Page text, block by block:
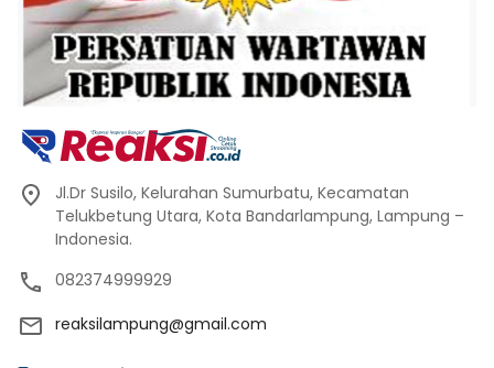
Jl.Dr Susilo, Kelurahan Sumurbatu, Kecamatan
Telukbetung Utara, Kota Bandarlampung, Lampung –
Indonesia.
082374999929
reaksilampung@gmail.com